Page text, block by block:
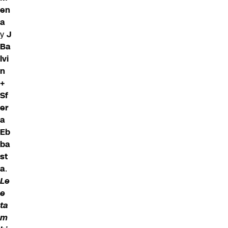
en
a
y J
Ba
lvi
n
+
Sf
er
a
Eb
ba
st
a.
Le
e
ta
m